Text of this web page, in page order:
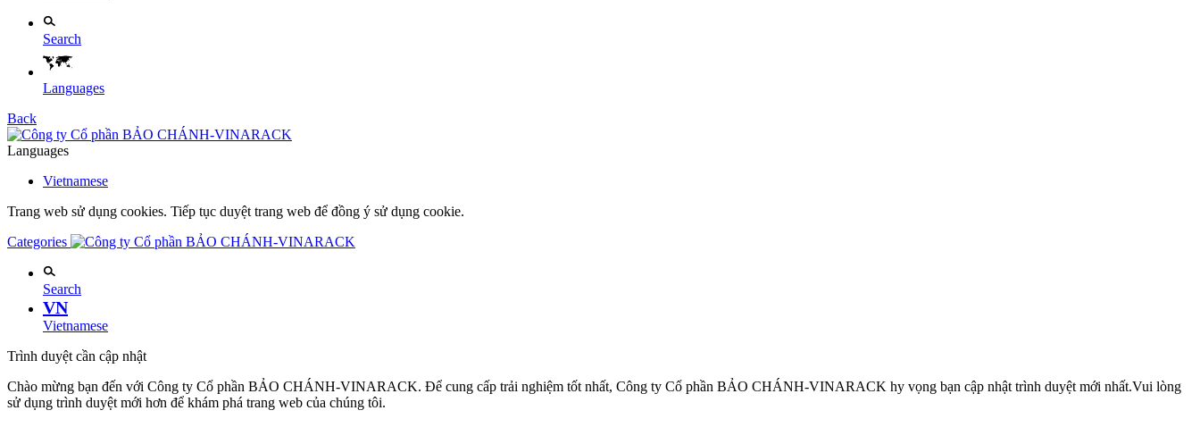
Search
Languages
Back
Languages
Vietnamese
Trang web sử dụng cookies. Tiếp tục duyệt trang web để đồng ý sử dụng cookie.
Categories
Search
VN
Vietnamese
Trình duyệt cần cập nhật
Chào mừng bạn đến với Công ty Cổ phần BẢO CHÁNH-VINARACK. Để cung cấp trải nghiệm tốt nhất, Công ty Cổ phần BẢO CHÁNH-VINARACK hy vọng bạn cập nhật trình duyệt mới nhất.Vui lòng
sử dụng trình duyệt mới hơn để khám phá trang web của chúng tôi.